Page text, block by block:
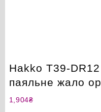
Hakko T39-
паяльне жало
1,904₴